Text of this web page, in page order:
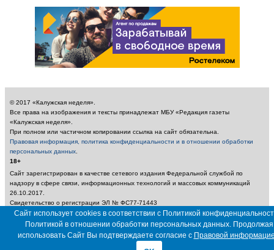
© 2017 «Калужская неделя».
Все права на изображения и тексты принадлежат МБУ «Редакция газеты
«Калужская неделя».
При полном или частичном копировании ссылка на сайт обязательна.
Правовая информация, политика конфиденциальности и в отношении обработки
персональных данных
18+
Сайт зарегистрирован в качестве сетевого издания Федеральной службой по
надзору в сфере связи, информационных технологий и массовых коммуникаций
26.10.2017.
Свидетельство о регистрации ЭЛ № ФС77-71443
Учредитель: Муниципальное бюджетное учреждение «Редакция газеты «Калужская
неделя»
Главный редактор: Амбарцумян А. Ю. / Электронный адрес редакции:
nedelya_kaluga@adm.kaluga.ru / Телефон редакции: 400-424
Сайт использует cookies в соответствии с Политикой
Политикой в отношении обработки персональных данных. Продолжая
использовать Сайт Вы подтверждаете согласие с Правовой